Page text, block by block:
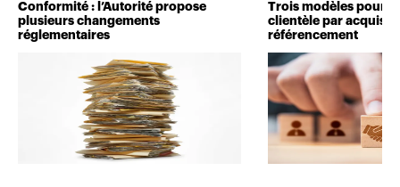
Conformité : l’Autorité propose
plusieurs changements
réglementaires
Trois modèles pour
clientèle par
référencement